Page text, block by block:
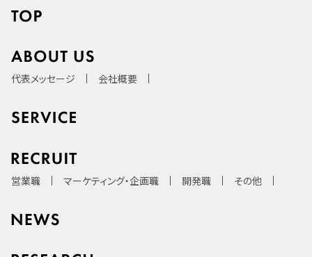
代表メッセージ 会社概要
営業職 マーケティング・企画職 開発職 その他